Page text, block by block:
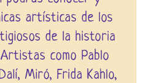
artísticas de los
de la historia
como Pablo
Miró, Frida Kahlo,